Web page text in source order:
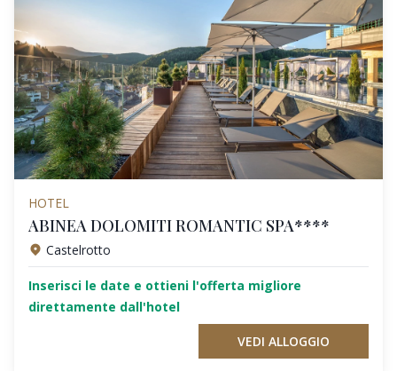
HOTEL
ABINEA DOLOMITI ROMANTIC SPA****
Castelrotto
Inserisci le date e ottieni l'offerta migliore
direttamente dall'hotel
VEDI ALLOGGIO